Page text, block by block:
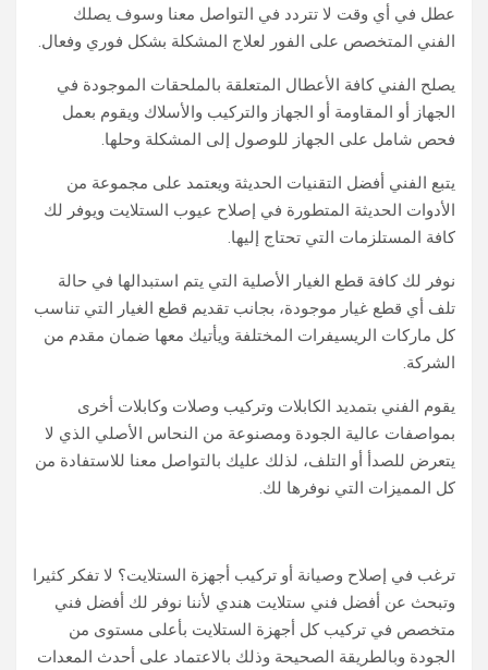
عطل في أي وقت لا تتردد في التواصل معنا وسوف يصلك
الفني المتخصص على الفور لعلاج المشكلة بشكل فوري وفعال.
يصلح الفني كافة الأعطال المتعلقة بالملحقات الموجودة في
الجهاز أو المقاومة أو الجهاز والتركيب والأسلاك ويقوم بعمل
فحص شامل على الجهاز للوصول إلى المشكلة وحلها.
يتبع الفني أفضل التقنيات الحديثة ويعتمد على مجموعة من
الأدوات الحديثة المتطورة في إصلاح عيوب الستلايت ويوفر لك
كافة المستلزمات التي تحتاج إليها.
نوفر لك كافة قطع الغيار الأصلية التي يتم استبدالها في حالة
تلف أي قطع غيار موجودة، بجانب تقديم قطع الغيار التي تناسب
كل ماركات الريسيفرات المختلفة ويأتيك معها ضمان مقدم من
الشركة.
يقوم الفني بتمديد الكابلات وتركيب وصلات وكابلات أخرى
بمواصفات عالية الجودة ومصنوعة من النحاس الأصلي الذي لا
يتعرض للصدأ أو التلف، لذلك عليك بالتواصل معنا للاستفادة من
كل المميزات التي نوفرها لك.
ترغب في إصلاح وصيانة أو تركيب أجهزة الستلايت؟ لا تفكر كثيرا
وتبحث عن أفضل فني ستلايت هندي لأننا نوفر لك أفضل فني
متخصص في تركيب كل أجهزة الستلايت بأعلى مستوى من
الجودة وبالطريقة الصحيحة وذلك بالاعتماد على أحدث المعدات